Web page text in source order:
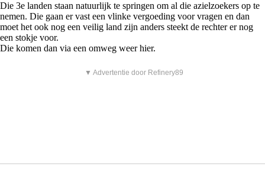
Die 3e landen staan natuurlijk te springen om al die azielzoekers op te
nemen. Die gaan er vast een vlinke vergoeding voor vragen en dan
moet het ook nog een veilig land zijn anders steekt de rechter er nog
een stokje voor.
Die komen dan via een omweg weer hier.
▼ Advertentie door Refinery89